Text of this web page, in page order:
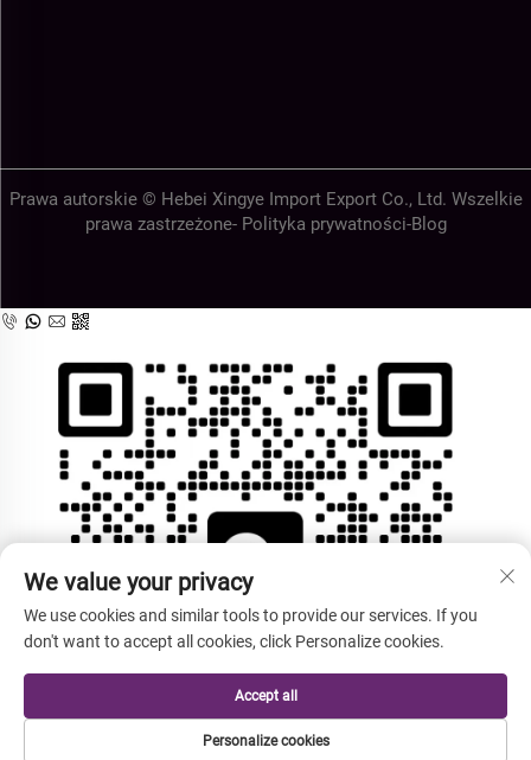
Prawa autorskie © Hebei Xingye Import Export Co., Ltd. Wszelkie
prawa zastrzeżone- Polityka prywatności-Blog
We value your privacy
We use cookies and similar tools to provide our services. If you
don't want to accept all cookies, click Personalize cookies.
Personalize cookies
Accept all